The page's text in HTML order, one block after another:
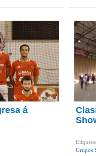
á
Grupos